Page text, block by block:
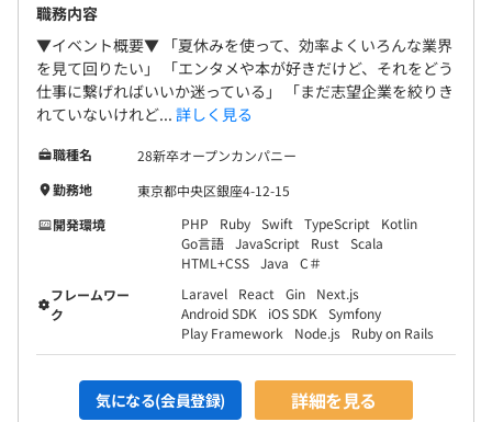
Embulk
大小たくさんのシステムがあるため、さまざまな成長や学
びのチャンスがあります。例えば、「大規模なシステムで
大量のトラフィック・高負荷なシステム設計・運用にチャ
レンジしてみたい」という場合は配信基盤や共通バックエ
ンドで経験を積つんだり、「ユーザの皆さんに直接価値を
ユーザーサービスで経験を積むなど、配属後も定期的にマ
■役職手当
役職に応じて支給します。
■サブスク手当（2,000円／月）
社員のクリエイティブな発想を支える施策として、社員が
契約するエンタメジャンルのサブスクリプションサービス
の費用を支援する制度です。
会社指定のサービスを契約している社員に対して支給いた
賞与：年2回（6月、12月）
用にも携わっています。 ▼技術・開発▼ KADOKAWA
グループにて運営するサービスのインフラ開発・運
用や、ICTコンサルティング、働き方改革支援を手掛
けています。働き方改革を含めたDXの推進により、
優れたIPを安定的に創出し、様々な形で世界に届け
る「グローバル・メディアミックス with
Technology」戦略のサポートをしています。 ◆もの
づくりが好きなエンジニア集団です！ 身の回りでも
常に最適化・効率化に取り組んだり、業務外でWeb
サービスやスマートフォンアプリを開発しているエ
ンジニアがたくさんいます。 自分で作ったサービス
をデモしたところ好評を博し、そのまま社内で使わ
れるようになったものもあります。 優秀なエンジニ
アとして活躍するためには「常に手を動かし、腕を
磨き続けることが大切である」というメンバー全員
の共通認識があります。 エンジニアの裁量が大きく
職務内容
▼イベント概要▼ 「夏休みを使って、効率よくいろんな業界
を見て回りたい」 「エンタメや本が好きだけど、それをどう
仕事に繋げればいいか迷っている」 「まだ志望企業を絞りき
れていないけれど... 詳しく見る
職種名
28新卒オープンカンパニー
勤務地
東京都中央区銀座4-12-15
開発環境
PHP Ruby Swift TypeScript
Kotlin
Go言語 JavaScript Rust
Scala
HTML+CSS Java
C＃
フレームワー
ク
Laravel React Gin
Next.js
Android SDK
iOS SDK
Symfony
Play Framework
Node.js Ruby on Rails
気になる(会員登録) 詳細を見る